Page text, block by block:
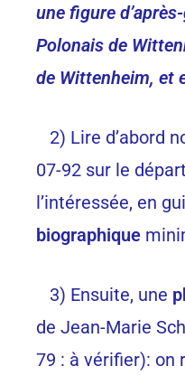
une figure
Polonais de
de Wittenheim, et
2) Lire d’abord
07-92 sur le
l’intéressée, en
biographique
3) Ensuite, une
de Jean-Marie
79 : à vérifier): on